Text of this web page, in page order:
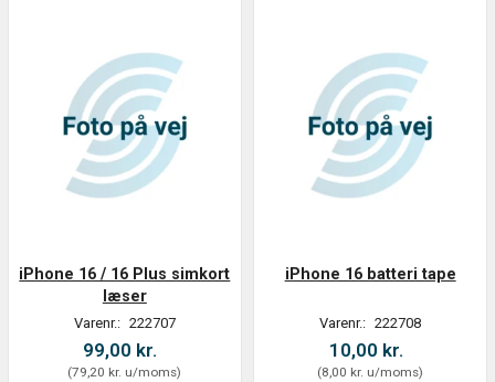
iPhone 16 / 16 Plus simkort
læser
Varenr.: 222707
99,00 kr.
(79,20 kr. u/moms)
iPhone 16 batteri tape
Varenr.: 222708
10,00 kr.
(8,00 kr. u/moms)